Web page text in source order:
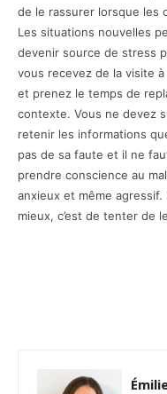
de le rassurer lorsque les
Les situations nouvelles
devenir source de stress
vous recevez de la visite
et prenez le temps de
contexte. Vous ne devez
retenir les informations
pas de sa faute et il ne
prendre conscience au
anxieux et même agressif.
mieux, c’est de tenter de